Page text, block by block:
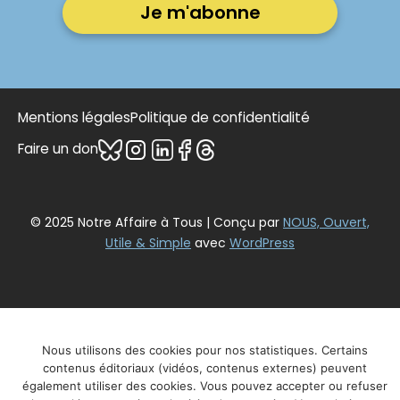
Mentions légalesPolitique de confidentialité
Faire un don
© 2025 Notre Affaire à Tous | Conçu par NOUS, Ouvert,
Utile & Simple avec WordPress
Nous utilisons des cookies pour nos statistiques. Certains
contenus éditoriaux (vidéos, contenus externes) peuvent
également utiliser des cookies. Vous pouvez accepter ou refuser